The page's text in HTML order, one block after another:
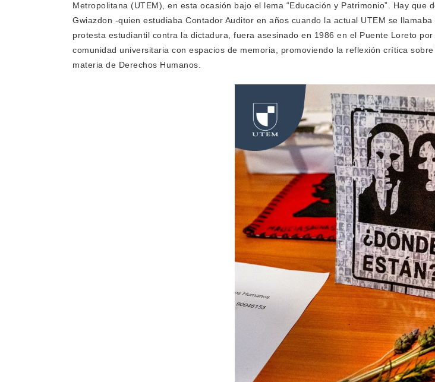
Metropolitana (UTEM), en esta ocasión bajo el lema “Educación y Patrimonio”. Hay
Gwiazdon -quien estudiaba Contador Auditor en años cuando la actual UTEM se
protesta estudiantil contra la dictadura, fuera asesinado en 1986 en el Puente Loreto
comunidad universitaria con espacios de memoria, promoviendo la reflexión crítica
materia de Derechos Humanos.